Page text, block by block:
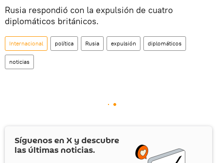
Rusia respondió con la expulsión de cuatro
diplomáticos británicos.
Internacional política Rusia expulsión diplomáticos
noticias
Síguenos en X y descubre
las últimas noticias.